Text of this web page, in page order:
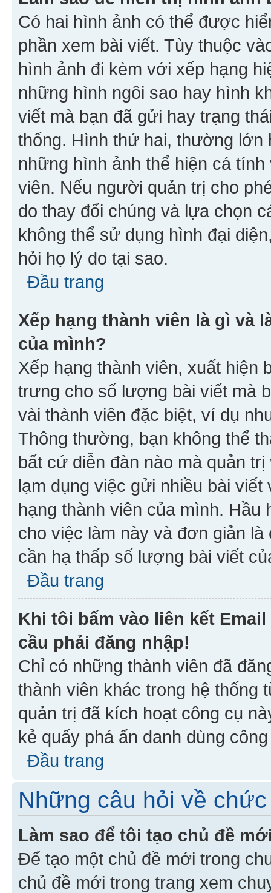
Có hai hình ảnh có thể được
phần xem bài viết. Tùy thuộc
hình ảnh đi kèm với xếp hạng
những hình ngôi sao hay hình
viết mà bạn đã gửi hay trạng
thống. Hình thứ hai, thường
những hình ảnh thể hiện cá
viên. Nếu người quản trị cho
do thay đổi chúng và lựa chọn
không thể sử dụng hình đại
hỏi họ lý do tại sao.
Đầu trang
Xếp hạng thành viên là gì và
của mình?
Xếp hạng thành viên, xuất
trưng cho số lượng bài viết mà
vài thành viên đặc biệt, ví dụ
Thông thường, bạn không thể
bất cứ diễn đàn nào mà quản
lạm dụng việc gửi nhiều bài
hạng thành viên của mình. Hầu
cho việc làm này và đơn giản
cần hạ thấp số lượng bài viết
Đầu trang
Khi tôi bấm vào liên kết
cầu phải đăng nhập!
Chỉ có những thành viên đã
thành viên khác trong hệ thống
quản trị đã kích hoạt công cụ
kẻ quấy phá ẩn danh dùng
Đầu trang
Những câu hỏi về
Làm sao để tôi tạo chủ đề
Để tạo một chủ đề mới trong
chủ đề mới trong trang xem